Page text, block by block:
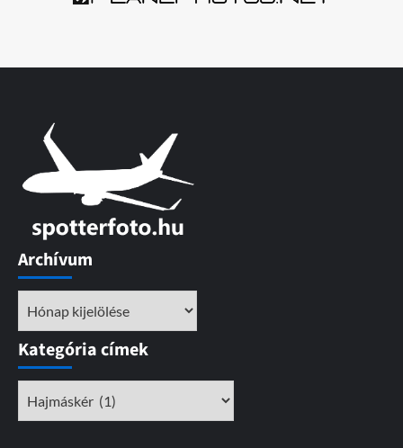
Archívum
Kategória címek
címek